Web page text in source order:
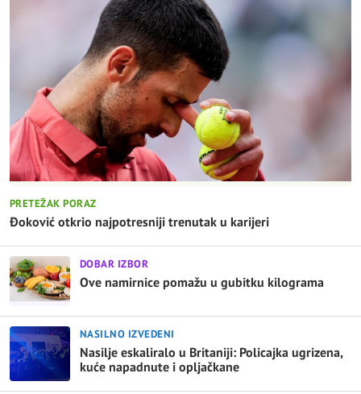
PRETEŽAK PORAZ
Đoković otkrio najpotresniji trenutak u karijeri
DOBAR IZBOR
Ove namirnice pomažu u gubitku kilograma
NASILNO IZVEDENI
Nasilje eskaliralo u Britaniji: Policajka ugrizena,
kuće napadnute i opljačkane